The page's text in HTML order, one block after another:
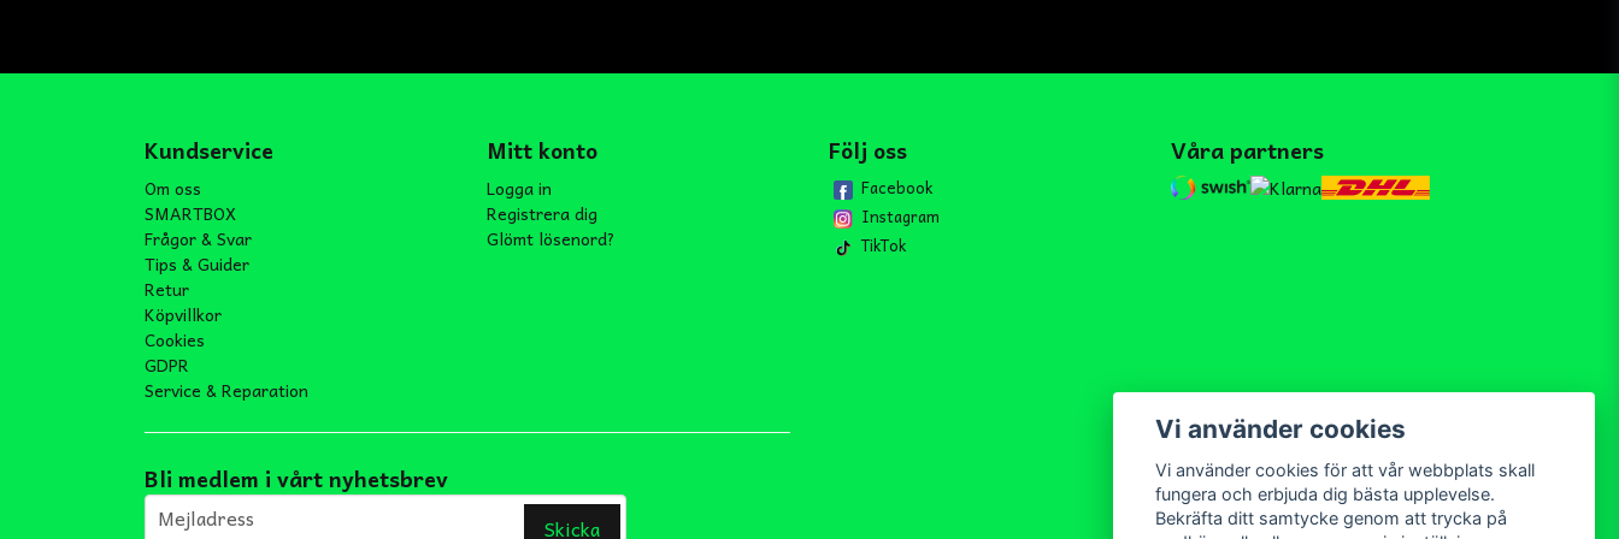
Kundservice
Om oss
SMARTBOX
Frågor & Svar
Tips & Guider
Retur
Köpvillkor
Cookies
GDPR
Service & Reparation
Mitt konto
Logga in
Registrera dig
Glömt lösenord?
Följ oss
Facebook
Instagram
TikTok
Våra partners
Bli medlem i vårt nyhetsbrev
email
Mejladress Skicka
Vi använder cookies
Vi använder cookies för att vår webbplats skall
fungera och erbjuda dig bästa upplevelse.
Bekräfta ditt samtycke genom att trycka på